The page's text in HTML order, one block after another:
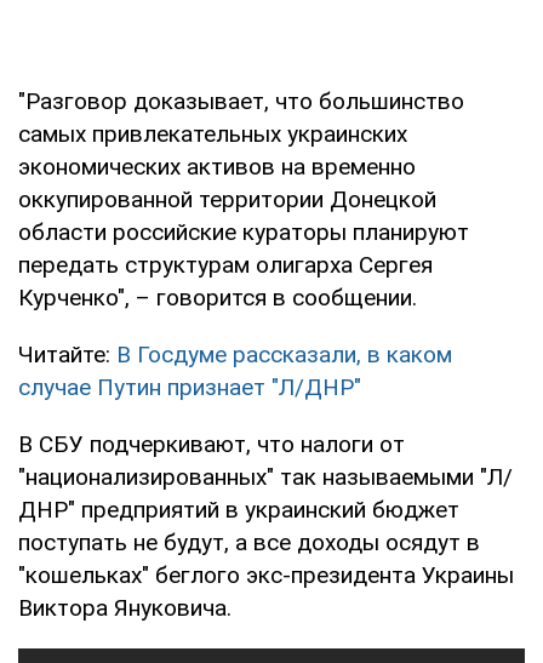
"Разговор доказывает, что большинство
самых привлекательных украинских
экономических активов на временно
оккупированной территории Донецкой
области российские кураторы планируют
передать структурам олигарха Сергея
Курченко", – говорится в сообщении.
Читайте: В Госдуме рассказали, в каком
случае Путин признает "Л/ДНР"
В СБУ подчеркивают, что налоги от
"национализированных" так называемыми "Л/
ДНР" предприятий в украинский бюджет
поступать не будут, а все доходы осядут в
"кошельках" беглого экс-президента Украины
Виктора Януковича.